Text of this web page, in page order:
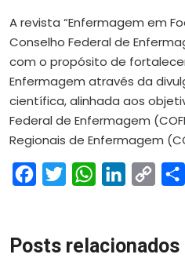
A revista “Enfermagem em
Conselho Federal de
com o propósito de
Enfermagem através da
científica, alinhada aos
Federal de Enfermagem
Regionais de Enfermagem
FacebookTwitterWhatsAppLinkedIn
Copy
Posts relacionados